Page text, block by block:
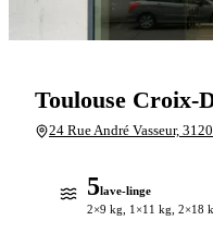
Toulouse Croix-
24 Rue André Vasseur,
5lave-linge
2×9 kg, 1×11 kg, 2×18